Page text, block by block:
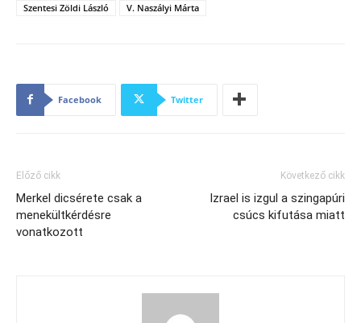
Szentesi Zöldi László
V. Naszályi Márta
Facebook Twitter
Előző cikk
Merkel dicsérete csak a
menekültkérdésre
vonatkozott
Következő cikk
Izrael is izgul a szingapúri
csúcs kifutása miatt